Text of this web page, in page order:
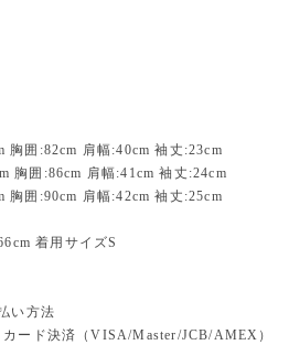
胸囲:82cm 肩幅:40cm 袖丈:23cm
胸囲:86cm 肩幅:41cm 袖丈:24cm
胸囲:90cm 肩幅:42cm 袖丈:25cm
着用サイズS
い方法
カード決済（VISA/Master/JCB/AMEX）